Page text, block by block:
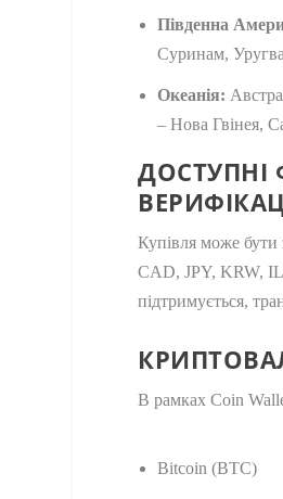
Південна
Суринам,
Океанія:
– Нова Гвінея,
ДОСТУПНІ
Купівля може
CAD, JPY, KRW,
підтримується,
В рамках Coin
Bitcoin (BTC)